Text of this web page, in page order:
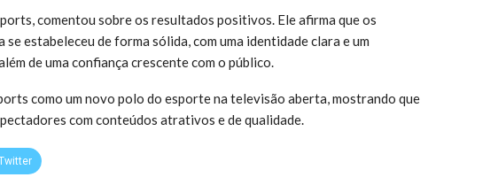
comentou sobre os resultados positivos. Ele afirma que os
se estabeleceu de forma sólida, com uma identidade clara e um
de uma confiança crescente com o público.
como um novo polo do esporte na televisão aberta, mostrando que
com conteúdos atrativos e de qualidade.